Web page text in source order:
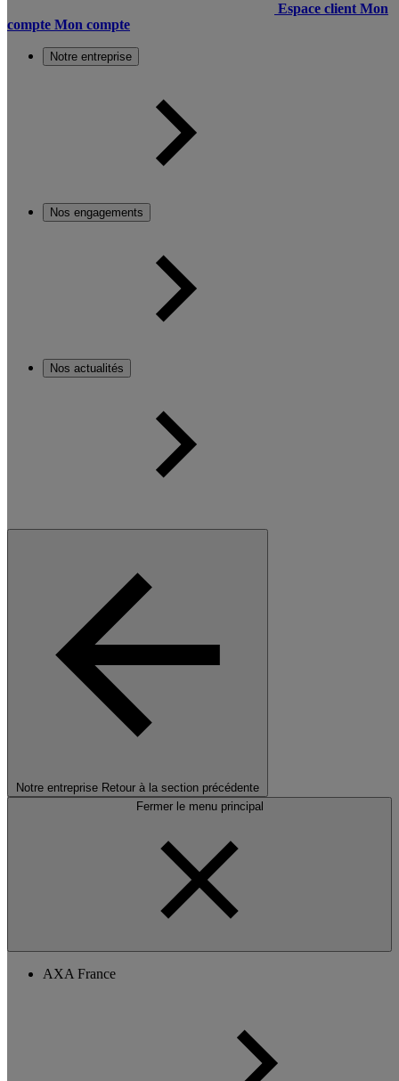
Espace client Mon
compte Mon compte
Notre entreprise
Nos engagements
Nos actualités
Notre entreprise Retour à la section précédente
Fermer le menu principal
AXA France